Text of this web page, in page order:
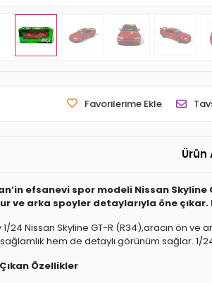
Favorilerime Ekle
Ürün
efsanevi spor modeli Nissan
ve arka spoyler detaylarıyla öne
1/24 Nissan Skyline GT-R (R34),aracın ön
hem de detaylı görünüm sağlar. 1/
Özellikler